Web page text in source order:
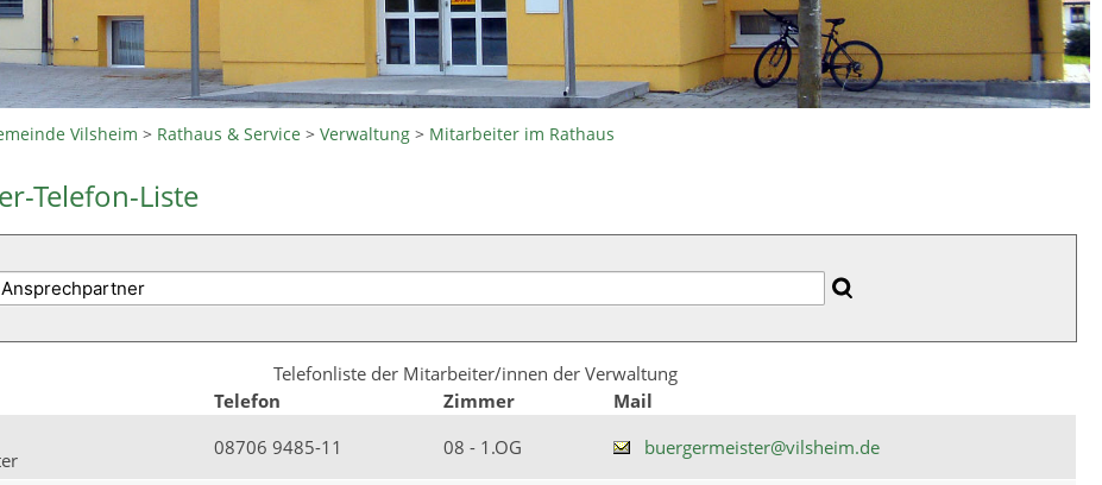
Vilsheim > Rathaus & Service >Verwaltung > Mitarbeiter im Rathaus
Telefon-Liste
Telefonliste der Mitarbeiter/innen der Verwaltung
Telefon Zimmer
Mail
08706 9485-11 08 - 1.OG buergermeister@vilsheim.de